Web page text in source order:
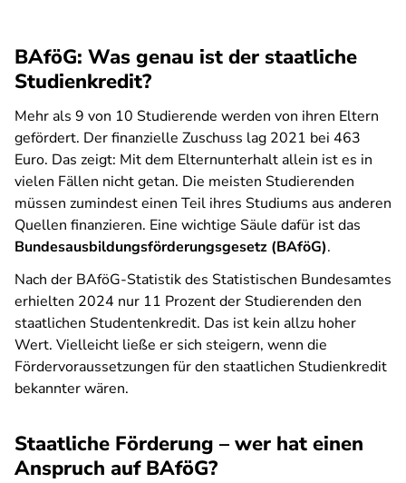
BAföG: Was genau ist der staatliche
Studienkredit?
Mehr als 9 von 10 Studierende werden von ihren Eltern
gefördert. Der finanzielle Zuschuss lag 2021 bei 463
Euro. Das zeigt: Mit dem Elternunterhalt allein ist es in
vielen Fällen nicht getan. Die meisten Studierenden
müssen zumindest einen Teil ihres Studiums aus anderen
Quellen finanzieren. Eine wichtige Säule dafür ist das
Bundesausbildungsförderungsgesetz (BAföG).
Nach der BAföG-Statistik des Statistischen Bundesamtes
erhielten 2024 nur 11 Prozent der Studierenden den
staatlichen Studentenkredit. Das ist kein allzu hoher
Wert. Vielleicht ließe er sich steigern, wenn die
Fördervoraussetzungen für den staatlichen Studienkredit
bekannter wären.
Staatliche Förderung – wer hat einen
Anspruch auf BAföG?